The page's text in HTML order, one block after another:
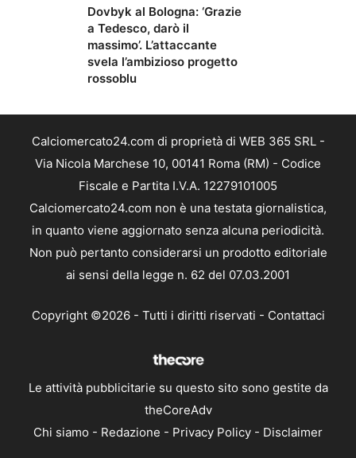
Dovbyk al Bologna: ‘Grazie
a Tedesco, darò il
massimo’. L’attaccante
svela l’ambizioso progetto
rossoblu
Calciomercato24.com di proprietà di WEB 365 SRL -
Via Nicola Marchese 10, 00141 Roma (RM) - Codice
Fiscale e Partita I.V.A. 12279101005
Calciomercato24.com non è una testata giornalistica,
in quanto viene aggiornato senza alcuna periodicità.
Non può pertanto considerarsi un prodotto editoriale
ai sensi della legge n. 62 del 07.03.2001
Copyright ©2026 - Tutti i diritti riservati - Contattaci
Le attività pubblicitarie su questo sito sono gestite da
theCoreAdv
Chi siamo - Redazione - Privacy Policy - Disclaimer